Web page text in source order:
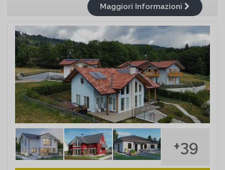
Maggiori Informazioni
+39